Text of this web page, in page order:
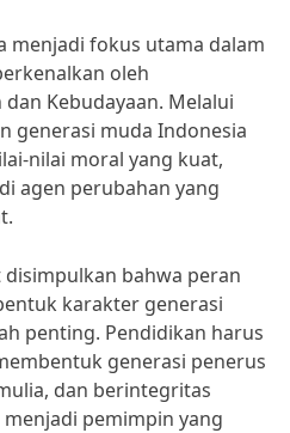
menjadi fokus utama dalam
oleh
Kebudayaan. Melalui
generasi muda Indonesia
nilai moral yang kuat,
agen perubahan yang
bahwa peran
karakter generasi
penting. Pendidikan harus
generasi penerus
dan berintegritas
pemimpin yang